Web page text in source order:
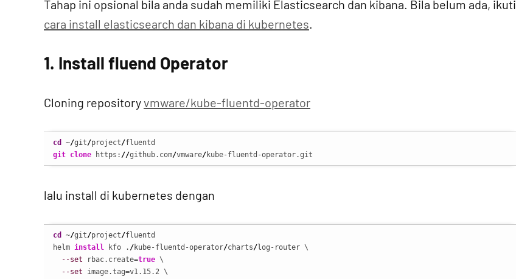
Tahap ini opsional bila anda sudah memiliki Elasticsearch dan kibana. Bila belum ada, ikuti
cara install elasticsearch dan kibana di kubernetes.
1. Install fluend Operator
Cloning repositoryvmware/kube-fluentd-operator
cd ~/git/project/
git clone https: //github.com/vmware/kube-fluentd-operator.git
lalu install di kubernetes dengan
cd ~/git/project/fluentd
helm install kfo . /kube-fluentd-operator/charts/log-router \
--set rbac.create=true \
--set image.tag=v1.15.2 \